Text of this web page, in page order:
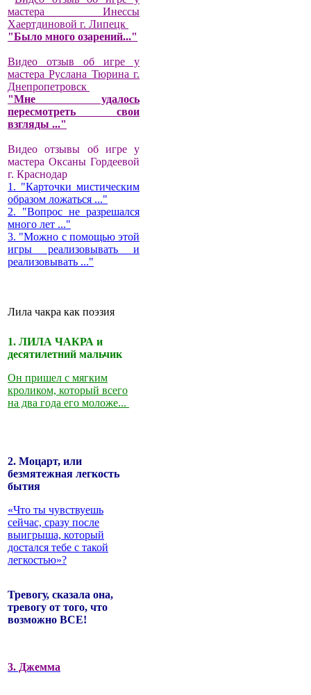
мастера Инессы
Хаертдиновой г. Липецк
"Было много озарений..."
Видео отзыв об игре у
мастера Руслана Тюрина г.
Днепропетровск
"Мне удалось
пересмотреть свои
взгляды ..."
Видео отзывы об игре у
мастера Оксаны Гордеевой
г. Краснодар
1. "Карточки мистическим
образом ложаться ..."
2. "Вопрос не разрешался
много лет ..."
3. "Можно с помощью этой
игры реализовывать и
реализовывать ..."
Лила чакра как поэзия
1. ЛИЛА ЧАКРА и
десятилетний мальчик
Он пришел с мягким
кроликом, который всего
на два года его моложе...
2. Моцарт, или
безмятежная легкость
бытия
«Что ты чувствуешь
сейчас, сразу после
выигрыша, который
достался тебе с такой
легкостью»?
Тревогу, сказала она,
тревогу от того, что
возможно ВСЕ!
3. Джемма